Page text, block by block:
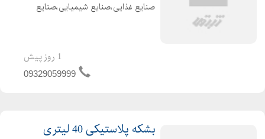
صنایع غذایی،صنایع شیمیایی،صنایع
های محصول: این محصول دارای درب
پرسی کمر بند پلاستیکی و دسته ر...
1 روز پیش
09329059999
بشکه پلاستیکی 40 لیتری